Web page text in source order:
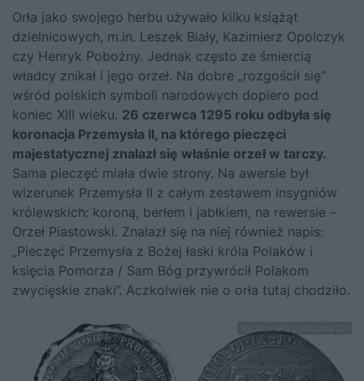
Orła jako swojego herbu używało kilku książąt
dzielnicowych, m.in. Leszek Biały, Kazimierz Opolczyk
czy Henryk Pobożny. Jednak często ze śmiercią
władcy znikał i jego orzeł. Na dobre „rozgościł się”
wśród polskich symboli narodowych dopiero pod
koniec XIII wieku. 26 czerwca 1295 roku odbyła się
koronacja Przemysła II, na którego pieczęci
majestatycznej znalazł się właśnie orzeł w tarczy.
Sama pieczęć miała dwie strony. Na awersie był
wizerunek Przemysła II z całym zestawem insygniów
królewskich: koroną, berłem i jabłkiem, na rewersie –
Orzeł Piastowski. Znalazł się na niej również napis:
„Pieczęć Przemysła z Bożej łaski króla Polaków i
księcia Pomorza / Sam Bóg przywrócił Polakom
zwycięskie znaki”. Aczkolwiek nie o orła tutaj chodziło.
fot.domena publiczna (2)